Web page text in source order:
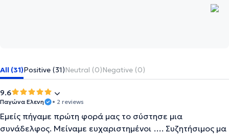
All (31)Positive (31)Neutral (0)Negative (0)
9.6
Παγώνα Ελενη • 2 reviews
Εμείς πήγαμε πρώτη φορά μας το σύστησε μια
συνάδελφος. Μείναμε ευχαριστημένοι …. Συζητήσιμος μα